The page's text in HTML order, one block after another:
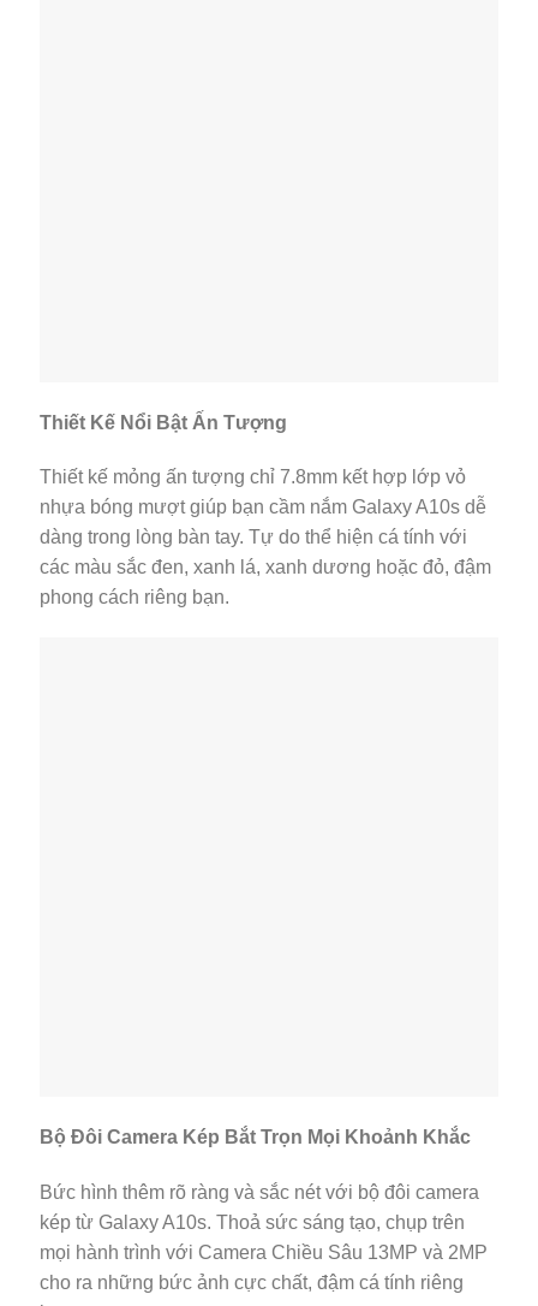
Thiết Kế Nổi Bật Ấn Tượng
Thiết kế mỏng ấn tượng chỉ 7.8mm kết hợp lớp vỏ
nhựa bóng mượt giúp bạn cầm nắm Galaxy A10s dễ
dàng trong lòng bàn tay. Tự do thể hiện cá tính với
các màu sắc đen, xanh lá, xanh dương hoặc đỏ, đậm
phong cách riêng bạn.
Bộ Đôi Camera Kép Bắt Trọn Mọi Khoảnh Khắc
Bức hình thêm rõ ràng và sắc nét với bộ đôi camera
kép từ Galaxy A10s. Thoả sức sáng tạo, chụp trên
mọi hành trình với Camera Chiều Sâu 13MP và 2MP
cho ra những bức ảnh cực chất, đậm cá tính riêng